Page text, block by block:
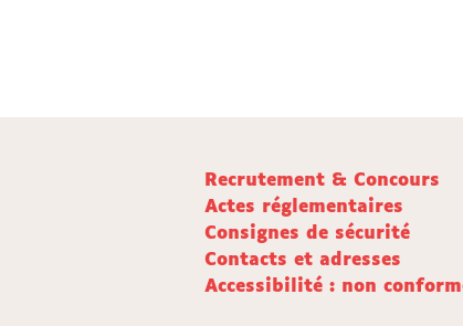
Recrutement & Concours
Actes réglementaires
Consignes de sécurité
Contacts et adresses
Accessibilité : non